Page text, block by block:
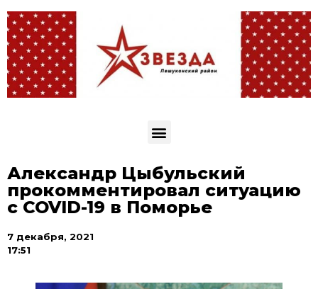
Александр Цыбульский
прокомментировал ситуацию
с COVID-19 в Поморье
7 декабря, 2021
17:51